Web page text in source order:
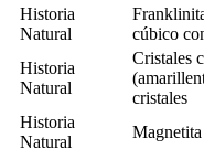
Historia
Natural
cúbico
Historia
Natural
Cristales
cristales
Historia
Natural